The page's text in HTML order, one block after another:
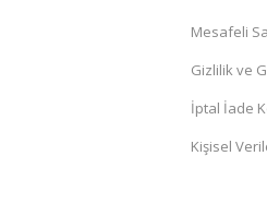
Mesafeli
Gizlilik ve
İptal İade
Kişisel